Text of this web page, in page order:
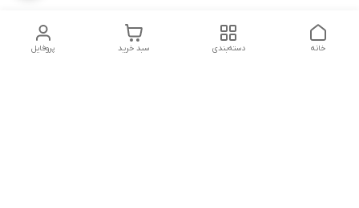
پروفایل سبد خرید دسته‌بندی خانه